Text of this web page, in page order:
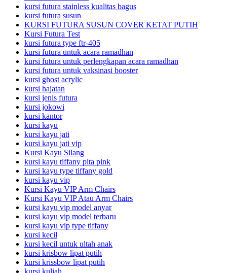
kursi futura stainless kualitas bagus
kursi futura susun
KURSI FUTURA SUSUN COVER KETAT PUTIH
Kursi Futura Test
kursi futura type ftr-405
kursi futura untuk acara ramadhan
kursi futura untuk perlengkapan acara ramadhan
kursi futura untuk vaksinasi booster
kursi ghost acrylic
kursi hajatan
kursi jenis futura
kursi jokowi
kursi kantor
kursi kayu
kursi kayu jati
kursi kayu jati vip
Kursi Kayu Silang
kursi kayu tiffany pita pink
kursi kayu type tiffany gold
kursi kayu vip
Kursi Kayu VIP Arm Chairs
Kursi Kayu VIP Atau Arm Chairs
kursi kayu vip model anyar
kursi kayu vip model terbaru
kursi kayu vip type tiffany
kursi kecil
kursi kecil untuk ultah anak
kursi krisbow lipat putih
kursi krissbow lipat putih